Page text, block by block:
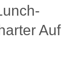
Auf